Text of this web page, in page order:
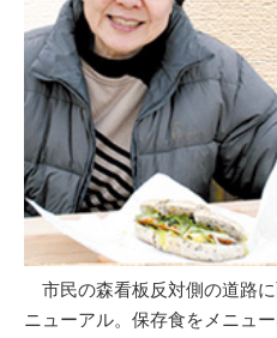
市民の森看板反対側の道路
ニューアル。保存食をメニュ